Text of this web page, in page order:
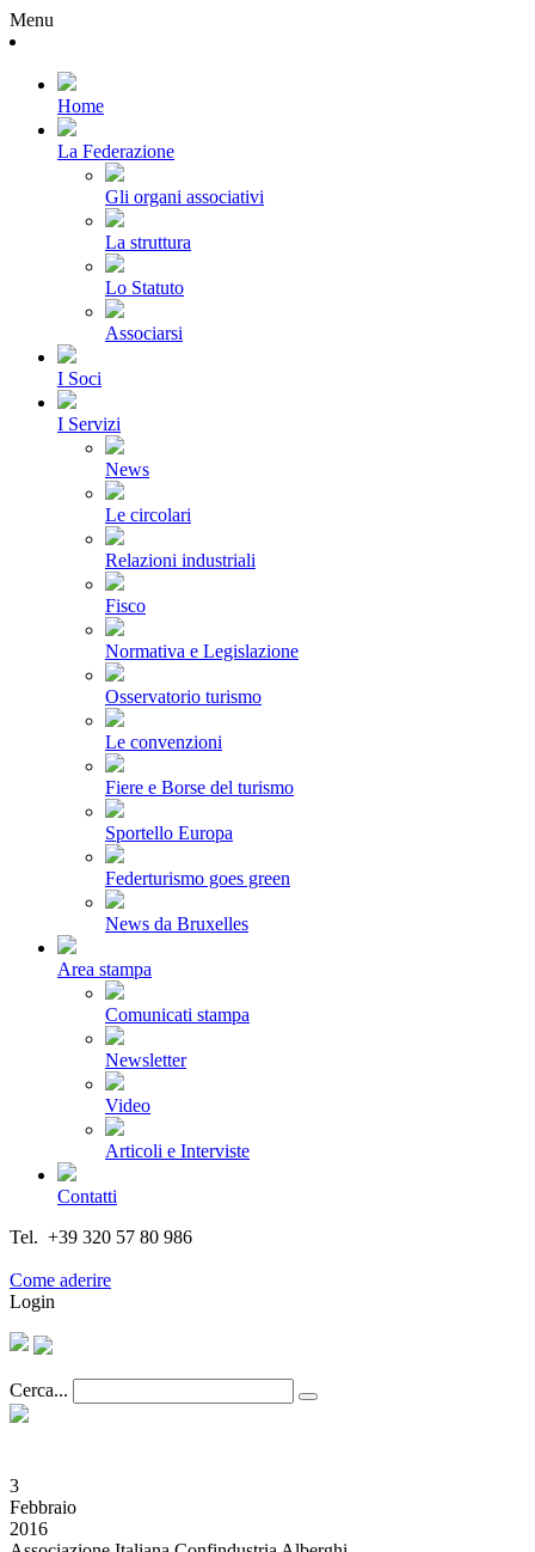
Menu
Home
La Federazione
Gli organi associativi
La struttura
Lo Statuto
Associarsi
I Soci
I Servizi
News
Le circolari
Relazioni industriali
Fisco
Normativa e Legislazione
Osservatorio turismo
Le convenzioni
Fiere e Borse del turismo
Sportello Europa
Federturismo goes green
News da Bruxelles
Area stampa
Comunicati stampa
Newsletter
Video
Articoli e Interviste
Contatti
Tel. +39 320 57 80 986
Come aderire
Login
Cerca...
3
Febbraio
2016